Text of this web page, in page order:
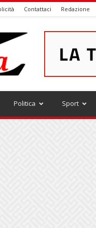
Contattaci Redazione
Politica Sport